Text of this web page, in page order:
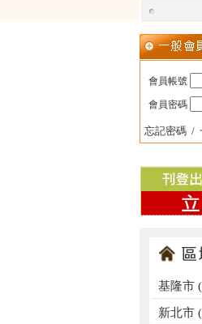
會員帳號
會員密碼
忘記密碼 /
基隆市
新北市